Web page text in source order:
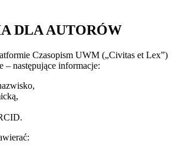
DLA AUTORÓW
Czasopism UWM („Civitas et Lex”)
– następujące informacje: